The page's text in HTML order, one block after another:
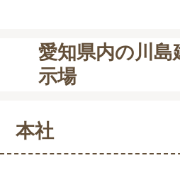
愛知県内の川島
示場
本社